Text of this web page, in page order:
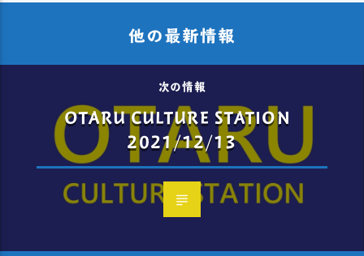
他の最新情報
次の情報
OTARU CULTURE STATION
2021/12/13